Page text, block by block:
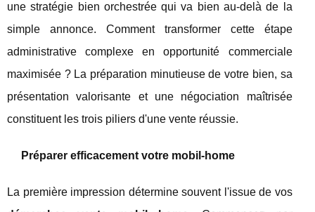
une stratégie bien orchestrée qui va bien au-delà de la
simple annonce. Comment transformer cette étape
administrative complexe en opportunité commerciale
maximisée ? La préparation minutieuse de votre bien, sa
présentation valorisante et une négociation maîtrisée
constituent les trois piliers d'une vente réussie.
Préparer efficacement votre mobil-home
La première impression détermine souvent l'issue de vos